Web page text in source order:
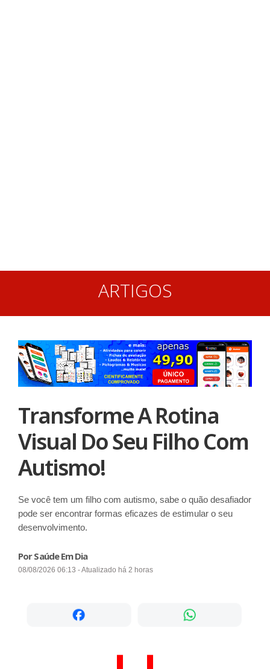
ARTIGOS
Transforme A Rotina
Visual Do Seu Filho Com
Autismo!
Se você tem um filho com autismo, sabe o quão desafiador
pode ser encontrar formas eficazes de estimular o seu
desenvolvimento.
Por Saúde Em Dia
08/08/2026 06:13 - Atualizado há 2 horas